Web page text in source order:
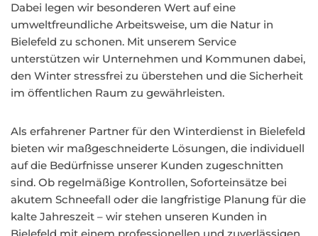
Dabei legen wir besonderen Wert auf eine
umweltfreundliche Arbeitsweise, um die Natur in
Bielefeld zu schonen. Mit unserem Service
unterstützen wir Unternehmen und Kommunen dabei,
den Winter stressfrei zu überstehen und die Sicherheit
im öffentlichen Raum zu gewährleisten.
Als erfahrener Partner für den Winterdienst in Bielefeld
bieten wir maßgeschneiderte Lösungen, die individuell
auf die Bedürfnisse unserer Kunden zugeschnitten
sind. Ob regelmäßige Kontrollen, Soforteinsätze bei
akutem Schneefall oder die langfristige Planung für die
kalte Jahreszeit – wir stehen unseren Kunden in